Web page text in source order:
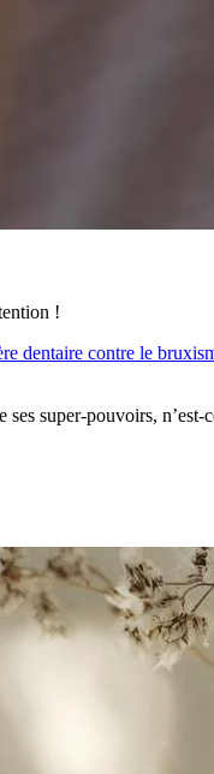
!
dentaire contre le
super-pouvoirs, n’est-